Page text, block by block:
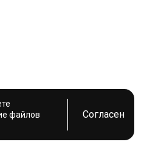
файлов
Согласен